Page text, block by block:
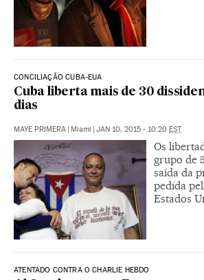
CONCILIAÇÃO CUBA-EUA
Cuba liberta mais de 30
dias
MAYE PRIMERA | Miami | JAN 10, 2015 - 10:20 EST
Os
grupo de
saída da
pedida
Estados
ATENTADO CONTRA O CHARLIE HEBDO